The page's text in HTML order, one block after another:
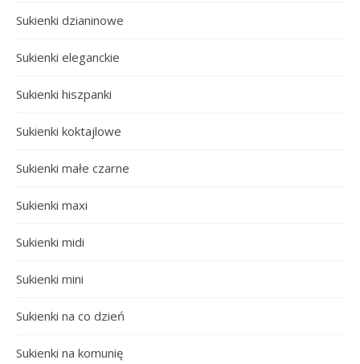
Sukienki dzianinowe
Sukienki eleganckie
Sukienki hiszpanki
Sukienki koktajlowe
Sukienki małe czarne
Sukienki maxi
Sukienki midi
Sukienki mini
Sukienki na co dzień
Sukienki na komunię